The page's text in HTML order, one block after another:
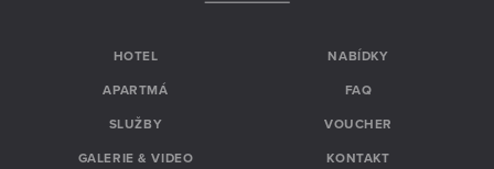
HOTEL
APARTMÁ
SLUŽBY
GALERIE & VIDEO
NABÍDKY
FAQ
VOUCHER
KONTAKT